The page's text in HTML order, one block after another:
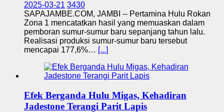
2025-03-21 3430
SAPAJAMBE.COM, JAMBI -- Pertamina Hulu Rokan
Zona 1 mencatatkan hasil yang memuaskan dalam
pemboran sumur-sumur baru sepanjang tahun lalu.
Realisasi produksi sumur-sumur baru tersebut
mencapai 177,6%… [...]
Efek Berganda Hulu Migas, Kehadiran
Jadestone Terangi Parit Lapis